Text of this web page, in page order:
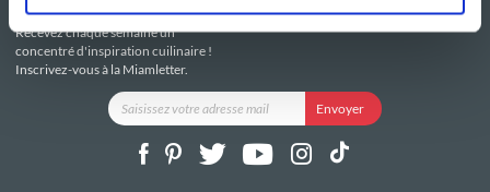
Recevez chaque semaine un
concentré d'inspiration cuilinaire !
Inscrivez-vous à la Miamletter.